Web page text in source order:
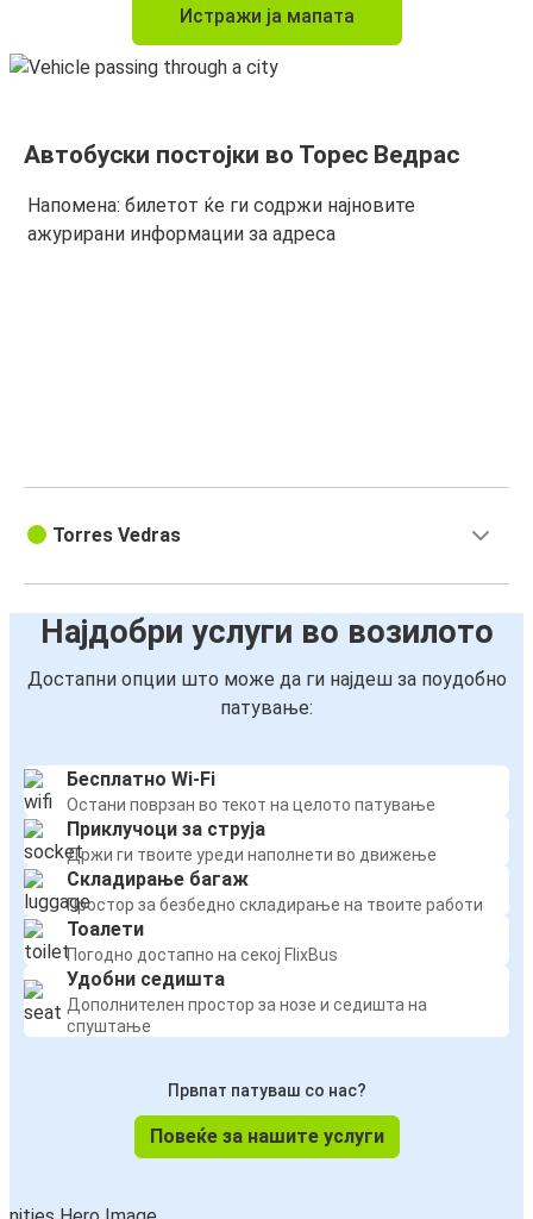
Истражи ја мапата
Автобуски постојки во Торес Ведрас
Напомена: билетот ќе ги содржи најновите
ажурирани информации за адреса
Torres Vedras
Најдобри услуги во возилото
Достапни опции што може да ги најдеш за поудобно
патување:
Бесплатно Wi-Fi
Остани поврзан во текот на целото патување
Приклучоци за струја
Држи ги твоите уреди наполнети во движење
Складирање багаж
Простор за безбедно складирање на твоите работи
Тоалети
Погодно достапно на секој FlixBus
Удобни седишта
Дополнителен простор за нозе и седишта на
спуштање
Првпат патуваш со нас?
Повеќе за нашите услуги